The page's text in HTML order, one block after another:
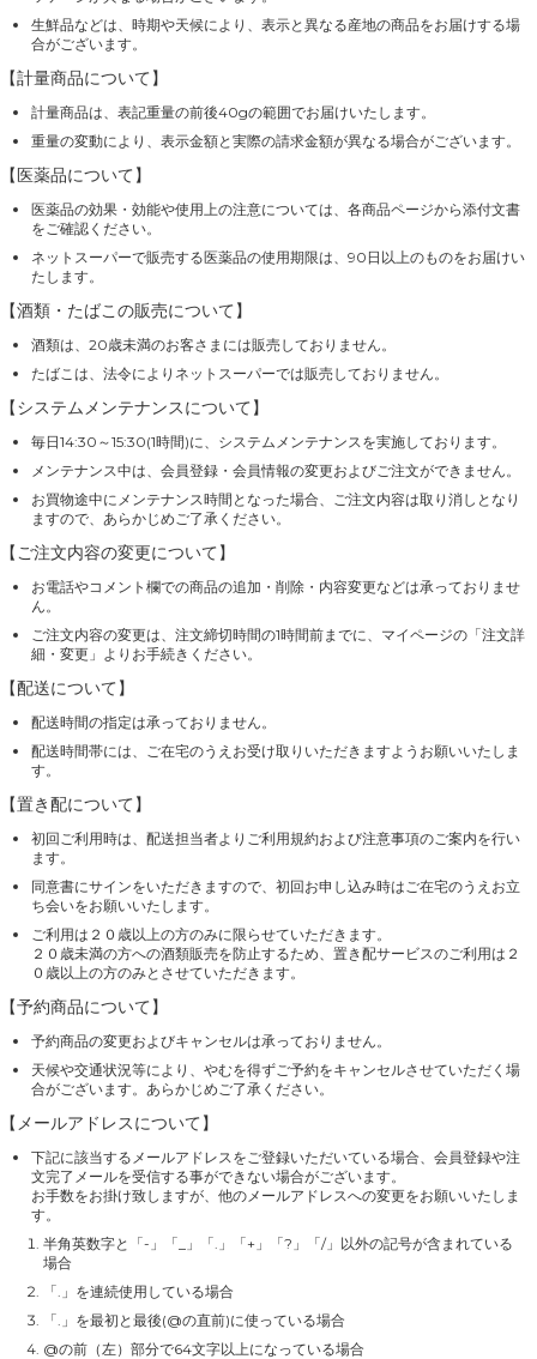
生鮮品などは、時期や天候により、表示と異なる産地の商品をお届けする場
合がございます。
【計量商品について】
計量商品は、表記重量の前後40gの範囲でお届けいたします。
重量の変動により、表示金額と実際の請求金額が異なる場合がございます。
【医薬品について】
医薬品の効果・効能や使用上の注意については、各商品ページから添付文書
をご確認ください。
ネットスーパーで販売する医薬品の使用期限は、90日以上のものをお届けい
たします。
【酒類・たばこの販売について】
酒類は、20歳未満のお客さまには販売しておりません。
たばこは、法令によりネットスーパーでは販売しておりません。
【システムメンテナンスについて】
毎日14:30～15:30(1時間)に、システムメンテナンスを実施しております。
メンテナンス中は、会員登録・会員情報の変更およびご注文ができません。
お買物途中にメンテナンス時間となった場合、ご注文内容は取り消しとなり
ますので、あらかじめご了承ください。
【ご注文内容の変更について】
お電話やコメント欄での商品の追加・削除・内容変更などは承っておりませ
ん。
ご注文内容の変更は、注文締切時間の1時間前までに、マイページの「注文詳
細・変更」よりお手続きください。
【配送について】
配送時間の指定は承っておりません。
配送時間帯には、ご在宅のうえお受け取りいただきますようお願いいたしま
す。
【置き配について】
初回ご利用時は、配送担当者よりご利用規約および注意事項のご案内を行い
ます。
同意書にサインをいただきますので、初回お申し込み時はご在宅のうえお立
ち会いをお願いいたします。
ご利用は２０歳以上の方のみに限らせていただきます。
２０歳未満の方への酒類販売を防止するため、置き配サービスのご利用は２
０歳以上の方のみとさせていただきます。
【予約商品について】
予約商品の変更およびキャンセルは承っておりません。
天候や交通状況等により、やむを得ずご予約をキャンセルさせていただく場
合がございます。あらかじめご了承ください。
【メールアドレスについて】
下記に該当するメールアドレスをご登録いただいている場合、会員登録や注
文完了メールを受信する事ができない場合がございます。
お手数をお掛け致しますが、他のメールアドレスへの変更をお願いいたしま
す。
半角英数字と「-」「_」「.」「+」「?」「/」以外の記号が含まれている
場合
「.」を連続使用している場合
「.」を最初と最後(@の直前)に使っている場合
@の前（左）部分で64文字以上になっている場合